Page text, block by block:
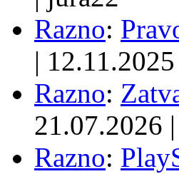
Razno:
| 12.11.2025
Razno:
21.07.2026 |
Razno: